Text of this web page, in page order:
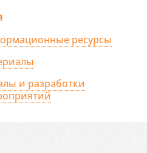
ресурсы
и разработки